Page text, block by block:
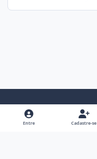
Modo ClaroModo EscuroPreferência do
Entre Cadastre-se